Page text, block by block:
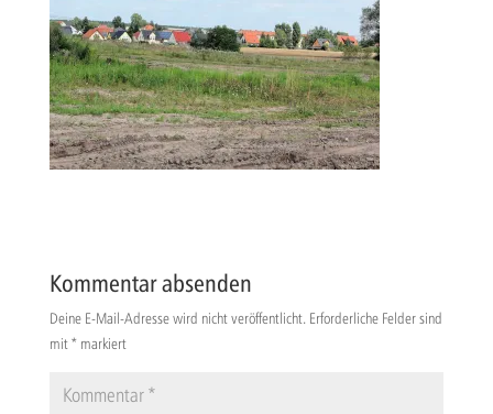
Kommentar absenden
Deine E-Mail-Adresse wird nicht veröffentlicht. Erforderliche Felder sind
mit*markiert